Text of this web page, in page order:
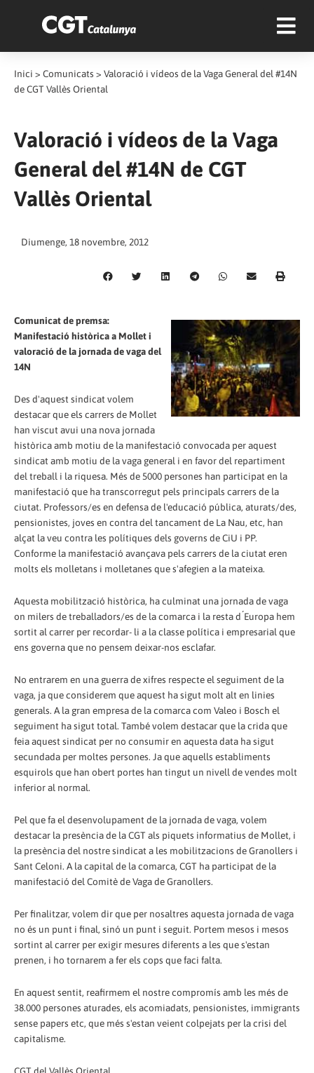
Inici > Comunicats > Valoració i vídeos de la Vaga General del #14N
de CGT Vallès Oriental
Valoració i vídeos de la Vaga
General del #14N de CGT
Vallès Oriental
Diumenge, 18 novembre, 2012
Comunicat de premsa:
Manifestació històrica a Mollet i
valoració de la jornada de vaga del
14N
Des d'aquest sindicat volem
destacar que els carrers de Mollet
han viscut avui una nova jornada
històrica amb motiu de la manifestació convocada per aquest
sindicat amb motiu de la vaga general i en favor del repartiment
del treball i la riquesa. Més de 5000 persones han participat en la
manifestació que ha transcorregut pels principals carrers de la
ciutat. Professors/es en defensa de l'educació pública, aturats/des,
pensionistes, joves en contra del tancament de La Nau, etc, han
alçat la veu contra les polítiques dels governs de CiU i PP.
Conforme la manifestació avançava pels carrers de la ciutat eren
molts els molletans i molletanes que s'afegien a la mateixa.
Aquesta mobilització històrica, ha culminat una jornada de vaga
on milers de treballadors/es de la comarca i la resta d ́Europa hem
sortit al carrer per recordar- li a la classe política i empresarial que
ens governa que no pensem deixar-nos esclafar.
No entrarem en una guerra de xifres respecte el seguiment de la
vaga, ja que considerem que aquest ha sigut molt alt en linies
generals. A la gran empresa de la comarca com Valeo i Bosch el
seguiment ha sigut total. També volem destacar que la crida que
feia aquest sindicat per no consumir en aquesta data ha sigut
secundada per moltes persones. Ja que aquells establiments
esquirols que han obert portes han tingut un nivell de vendes molt
inferior al normal.
Pel que fa el desenvolupament de la jornada de vaga, volem
destacar la presència de la CGT als piquets informatius de Mollet, i
la presència del nostre sindicat a les mobilitzacions de Granollers i
Sant Celoni. A la capital de la comarca, CGT ha participat de la
manifestació del Comitè de Vaga de Granollers.
Per finalitzar, volem dir que per nosaltres aquesta jornada de vaga
no és un punt i final, sinó un punt i seguit. Portem mesos i mesos
sortint al carrer per exigir mesures diferents a les que s'estan
prenen, i ho tornarem a fer els cops que faci falta.
En aquest sentit, reafirmem el nostre compromís amb les més de
38.000 persones aturades, els acomiadats, pensionistes, immigrants
sense papers etc, que més s'estan veient colpejats per la crisi del
capitalisme.
CGT del Vallès Oriental